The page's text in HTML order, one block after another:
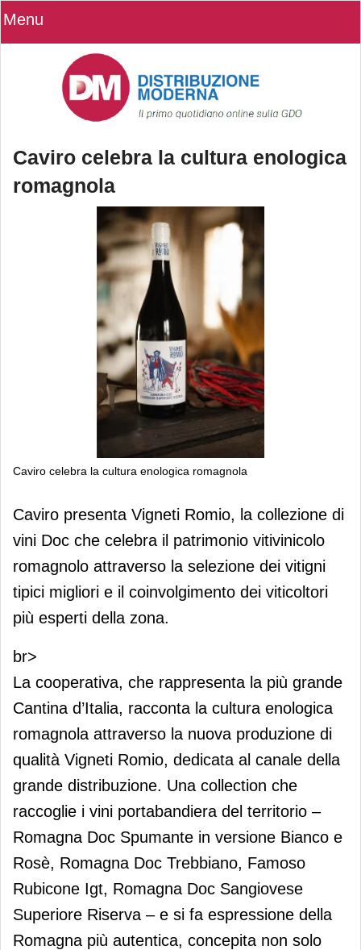
Menu
Caviro celebra la cultura enologica
romagnola
Caviro celebra la cultura enologica romagnola
Caviro celebra la cultura enologica
romagnola
Caviro presenta Vigneti Romio, la collezione di
vini Doc che celebra il patrimonio vitivinicolo
romagnolo attraverso la selezione dei vitigni
tipici migliori e il coinvolgimento dei viticoltori
più esperti della zona.
br>
La cooperativa, che rappresenta la più grande
Cantina d’Italia, racconta la cultura enologica
romagnola attraverso la nuova produzione di
qualità Vigneti Romio, dedicata al canale della
grande distribuzione. Una collection che
raccoglie i vini portabandiera del territorio –
Romagna Doc Spumante in versione Bianco e
Rosè, Romagna Doc Trebbiano, Famoso
Rubicone Igt, Romagna Doc Sangiovese
Superiore Riserva – e si fa espressione della
Romagna più autentica, concepita non solo